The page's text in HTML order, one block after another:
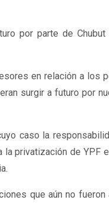
por parte de
en relación a los
surgir a futuro por
caso la
privatización de YPF
que aún no fueron